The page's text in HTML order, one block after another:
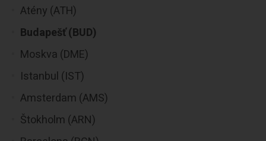
Atény (ATH)
Budapešť (BUD)
Moskva (DME)
Istanbul (IST)
Amsterdam (AMS)
Štokholm (ARN)